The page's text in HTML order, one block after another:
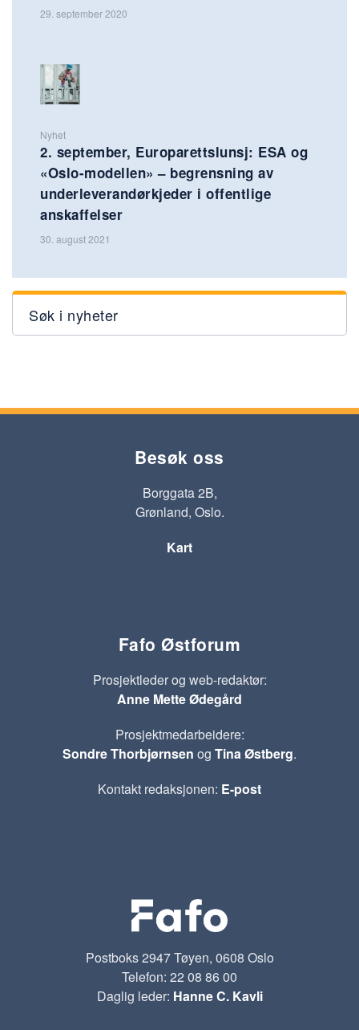
29. september 2020
Nyhet
2. september, Europarettslunsj: ESA og
«Oslo-modellen» – begrensning av
underleverandørkjeder i offentlige
anskaffelser
30. august 2021
Søk i nyheter
Besøk oss
Borggata 2B,
Grønland, Oslo.
Kart
Fafo Østforum
Prosjektleder og web-redaktør:
Anne Mette Ødegård
Prosjektmedarbeidere:
Sondre Thorbjørnsen og Tina Østberg.
Kontakt redaksjonen: E-post
Postboks 2947 Tøyen, 0608 Oslo
Telefon: 22 08 86 00
Daglig leder: Hanne C. Kavli